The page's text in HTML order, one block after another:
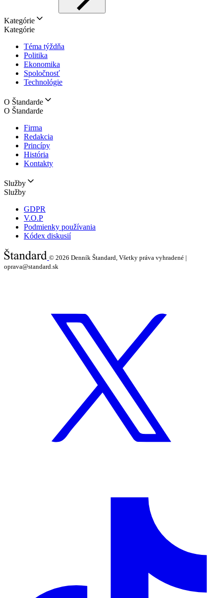
Kategórie
Kategórie
Téma týždňa
Politika
Ekonomika
Spoločnosť
Technológie
O Štandarde
O Štandarde
Firma
Redakcia
Princípy
História
Kontakty
Služby
Služby
GDPR
V.O.P
Podmienky používania
Kódex diskusií
© 2026 Denník Štandard, Všetky práva vyhradené |
oprava@standard.sk